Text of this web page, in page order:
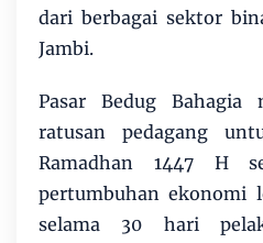
dari berbagai sektor
Jambi.
Pasar Bedug Bahagia
ratusan pedagang
Ramadhan 1447 H
pertumbuhan ekonomi
selama 30 hari